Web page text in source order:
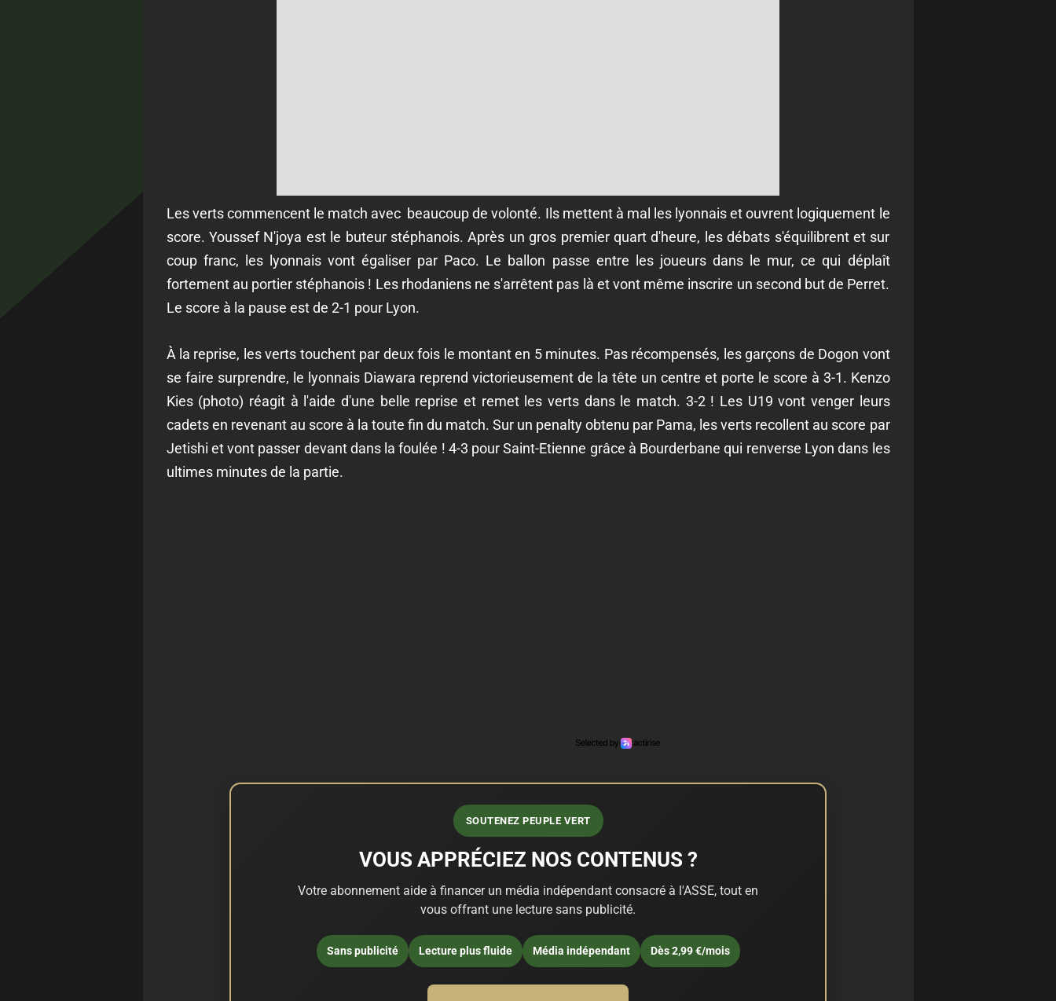
Les verts commencent le match avec beaucoup de volonté. Ils mettent à mal les lyonnais et ouvrent logiquement le
score. Youssef N'joya est le buteur stéphanois. Après un gros premier quart d'heure, les débats s'équilibrent et sur
coup franc, les lyonnais vont égaliser par Paco. Le ballon passe entre les joueurs dans le mur, ce qui déplaît
fortement au portier stéphanois ! Les rhodaniens ne s'arrêtent pas là et vont même inscrire un second but de Perret.
Le score à la pause est de 2-1 pour Lyon.
À la reprise, les verts touchent par deux fois le montant en 5 minutes. Pas récompensés, les garçons de Dogon vont
se faire surprendre, le lyonnais Diawara reprend victorieusement de la tête un centre et porte le score à 3-1. Kenzo
Kies (photo) réagit à l'aide d'une belle reprise et remet les verts dans le match. 3-2 ! Les U19 vont venger leurs
cadets en revenant au score à la toute fin du match. Sur un penalty obtenu par Pama, les verts recollent au score par
Jetishi et vont passer devant dans la foulée ! 4-3 pour Saint-Etienne grâce à Bourderbane qui renverse Lyon dans les
ultimes minutes de la partie.
SOUTENEZ PEUPLE VERT
VOUS APPRÉCIEZ NOS CONTENUS ?
Votre abonnement aide à financer un média indépendant consacré à l'ASSE, tout en
vous offrant une lecture sans publicité.
Sans publicité Lecture plus fluide Média indépendant Dès 2,99 €/mois